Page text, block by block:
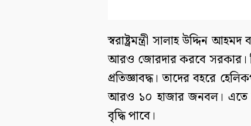
স্বরাষ্ট্রমন্ত্রী সালাহ উদ্দিন
আরও জোরদার করবে সরকার।
প্রতিজ্ঞাবদ্ধ। তাদের বহরে
আরও ১০ হাজার জনবল। এতে
বৃদ্ধি পাবে।